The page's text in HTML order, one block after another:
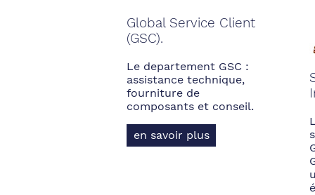
Global Service Client
(GSC).
Le departement GSC :
assistance technique,
fourniture de
composants et conseil.
en savoir plus